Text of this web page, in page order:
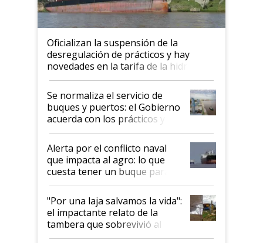
Oficializan la suspensión de la
desregulación de prácticos y hay
novedades en la tarifa de la hidrovía
Se normaliza el servicio de
buques y puertos: el Gobierno
acuerda con los prácticos y
suspende el decreto de
desregulación
Alerta por el conflicto naval
que impacta al agro: lo que
cuesta tener un buque parado
y el peligro de que Argentina
pase a ser "país sucio"
"Por una laja salvamos la vida":
el impactante relato de la
tambera que sobrevivió al
tornado